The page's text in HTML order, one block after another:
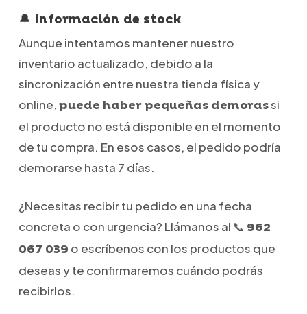
🔔 Información de stock
Aunque intentamos mantener nuestro
inventario actualizado, debido a la
sincronización entre nuestra tienda física y
online,puede haber pequeñas demorassi
el producto no está disponible en el momento
de tu compra. En esos casos, el pedido podría
demorarse hasta 7 días.
¿Necesitas recibir tu pedido en una fecha
concreta o con urgencia? Llámanos al 📞 962
067 039 o escríbenos con los productos que
deseas y te confirmaremos cuándo podrás
recibirlos.